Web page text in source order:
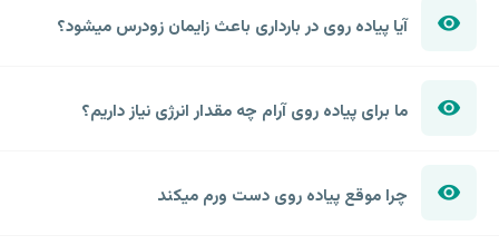
آیا پیاده روی در بارداری باعث زایمان زودرس میشود؟
ما برای پیاده روی آرام چه مقدار انرژی نیاز داریم؟
چرا موقع پیاده روی دست ورم میکند